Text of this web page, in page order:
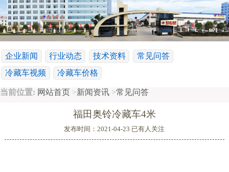
企业新闻 行业动态 技术资料
常见问答
冷藏车视频
冷藏车价格
当前位置: 网站首页 >新闻资讯 >常见问答
福田奥铃冷藏车4米
发布时间：2021-04-23 已有人关注